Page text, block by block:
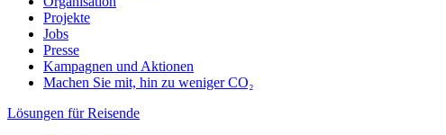
Projekte
Jobs
Presse
Kampagnen und Aktionen
Machen Sie mit, hin zu weniger CO₂
Lösungen für Reisende